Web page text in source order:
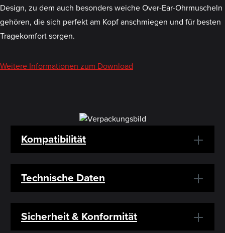
Design, zu dem auch besonders weiche Over-Ear-Ohrmuscheln
gehören, die sich perfekt am Kopf anschmiegen und für besten
Tragekomfort sorgen.
Weitere Informationen zum Download
Kompatibilität
Technische Daten
Sicherheit & Konformität